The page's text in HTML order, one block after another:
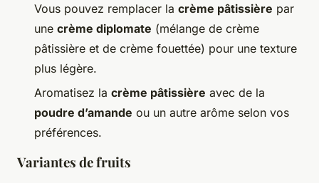
Vous pouvez remplacer la crème pâtissière par
une crème diplomate (mélange de crème
pâtissière et de crème fouettée) pour une texture
plus légère.
Aromatisez la crème pâtissière avec de la
poudre d’amande ou un autre arôme selon vos
préférences.
Variantes de fruits